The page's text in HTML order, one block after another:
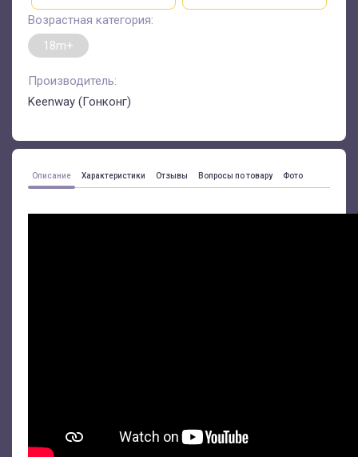
Возрастная категория:
18m+
Производитель:
Keenway (Гонконг)
Описание Характеристики Отзывы Вопросы по товару Фото